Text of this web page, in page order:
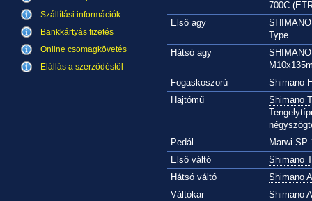
Szállítási információk
Bankkártyás fizetés
Online csomagkövetés
Elállás a szerződéstől
700C
Első agy
Type
Hátsó agy
Fogaskoszorú
Shimano
Hajtómű
Shimano
Pedál
Marwi
Első váltó
Shimano
Hátsó váltó
Shimano
Váltókar
Shimano